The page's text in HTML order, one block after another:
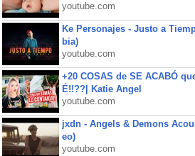
youtube.com
Ke Personajes - Justo a
bia)
youtube.com
+20 COSAS de SE ACABÓ
É!!??| Katie Angel
youtube.com
jxdn - Angels & Demons
eo)
youtube.com